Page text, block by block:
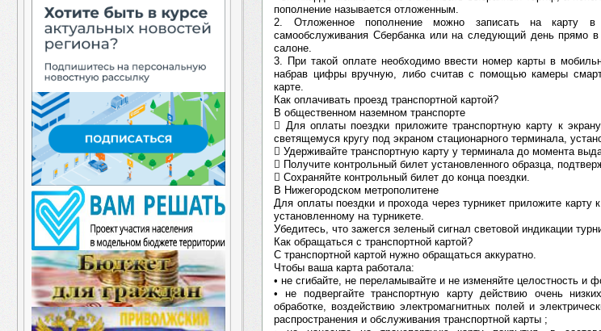
пополнение называется отложенным.
2. Отложенное пополнение можно записать на карту в
самообслуживания Сбербанка или на следующий день прямо в
салоне.
3. При такой оплате необходимо ввести номер карты в
набрав цифры вручную, либо считав с помощью камеры
карте.
Как оплачивать проезд транспортной картой?
В общественном наземном транспорте
 Для оплаты поездки приложите транспортную карту к
светящемуся кругу под экраном стационарного терминала,
 Удерживайте транспортную карту у терминала до момента
 Получите контрольный билет установленного образца,
 Сохраняйте контрольный билет до конца поездки.
В Нижегородском метрополитене
Для оплаты поездки и прохода через турникет приложите карту
установленному на турникете.
Убедитесь, что зажегся зеленый сигнал световой индикации
Как обращаться с транспортной картой?
С транспортной картой нужно обращаться аккуратно.
Чтобы ваша карта работала:
• не сгибайте, не переламывайте и не изменяйте целостность и
• не подвергайте транспортную карту действию очень
обработке, воздействию электромагнитных полей и
распространения и обслуживания транспортной карты ;